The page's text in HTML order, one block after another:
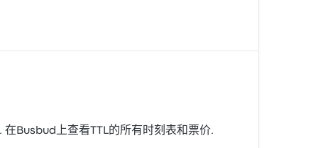
Busbud上查看TTL的所有时刻表和票价.